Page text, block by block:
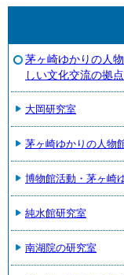
茅ヶ崎ゆかりの人
しい文化交流の拠点
大岡研究室
茅ヶ崎ゆかりの人物
博物館活動・茅ヶ崎
純水館研究室
南湖院の研究室